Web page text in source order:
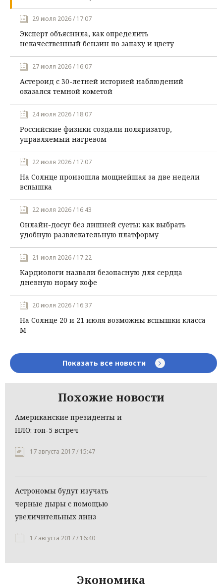
29 июля 2026 / 17:07
Эксперт объяснила, как определить
некачественный бензин по запаху и цвету
27 июля 2026 / 16:07
Астероид с 30-летней историей наблюдений
оказался темной кометой
24 июля 2026 / 18:07
Российские физики создали поляризатор,
управляемый нагревом
22 июля 2026 / 17:07
На Солнце произошла мощнейшая за две недели
вспышка
22 июля 2026 / 16:43
Онлайн-досуг без лишней суеты: как выбрать
удобную развлекательную платформу
21 июля 2026 / 17:22
Кардиологи назвали безопасную для сердца
дневную норму кофе
20 июля 2026 / 16:37
На Солнце 20 и 21 июля возможны вспышки класса
М
Показать все новости
Похожие новости
Американские президенты и
НЛО: топ-5 встреч
17 августа 2017 / 15:47
Астрономы будут изучать
черные дыры с помощью
увеличительных линз
17 августа 2017 / 16:40
Экономика